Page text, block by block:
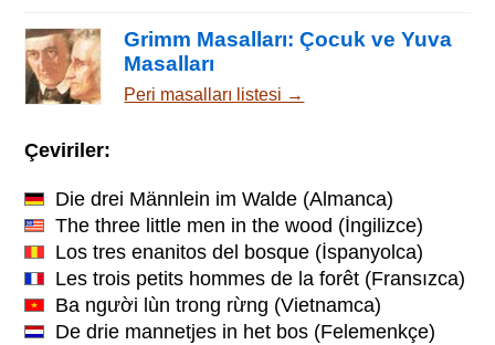
Grimm Masalları: Çocuk ve Yuva
Masalları
Peri masalları listesi →
Çeviriler:
Die drei Männlein im Walde (Almanca)
The three little men in the wood (İngilizce)
Los tres enanitos del bosque (İspanyolca)
Les trois petits hommes de la forêt (Fransızca)
Ba người lùn trong rừng (Vietnamca)
De drie mannetjes in het bos (Felemenkçe)